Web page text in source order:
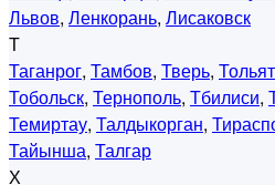
Львов, Ленкорань, Лисаковск
Т
Таганрог, Тамбов, Тверь,
Тобольск, Тернополь, Тбилиси,
Темиртау, Талдыкорган,
Тайынша, Талгар
Х